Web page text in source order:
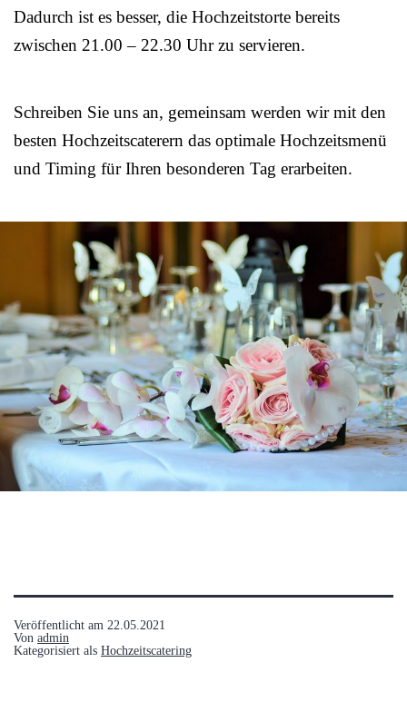
Dadurch ist es besser, die Hochzeitstorte bereits
zwischen 21.00 – 22.30 Uhr zu servieren.
Schreiben Sie uns an, gemeinsam werden wir mit den
besten Hochzeitscaterern das optimale Hochzeitsmenü
und Timing für Ihren besonderen Tag erarbeiten.
Veröffentlicht am 22.05.2021
Von admin
Kategorisiert als Hochzeitscatering